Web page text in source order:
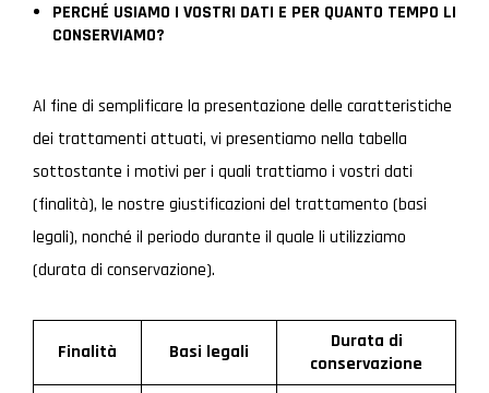
PERCHÉ USIAMO I VOSTRI DATI E PER QUANTO TEMPO LI
CONSERVIAMO?
Al fine di semplificare la presentazione delle caratteristiche
dei trattamenti attuati, vi presentiamo nella tabella
sottostante i motivi per i quali trattiamo i vostri dati
(finalità), le nostre giustificazioni del trattamento (basi
legali), nonché il periodo durante il quale li utilizziamo
(durata di conservazione).
Finalità Basi legali
Durata di
conservazione